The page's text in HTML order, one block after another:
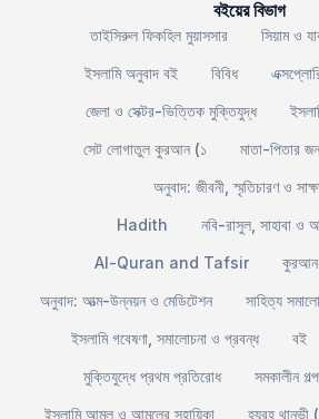
বইয়ের বিভাগ
তাইসিরুল ফিকহিল মুয়াসসার
সিয়াম ও
ইসলামি অনুবাদ বই
বিবিধ
জেলা ও সেক্টর-ভিত্তিক মুক্তিযুদ্ধ
সেট লোগাতুল কুরআন (১
মাতা-পিতার
অনুবাদ: জীবনী, স্মৃতিচারণ ও
Hadith
নবি-রাসুল, সাহাবা ও
Al-Quran and Tafsir
কুরআন
অনুবাদ: আত্ম-উন্নয়ন ও মেডিটেশন
সাহিত্য
ইসলামি গবেষণা, সমালোচনা ও প্রবন্ধ
বই
মুক্তিযুদ্ধে প্রথম প্রতিরোধ
সমকালীন গল্প
ইসলামি আমল ও আমলের সহায়িকা
হযরহ থানভী